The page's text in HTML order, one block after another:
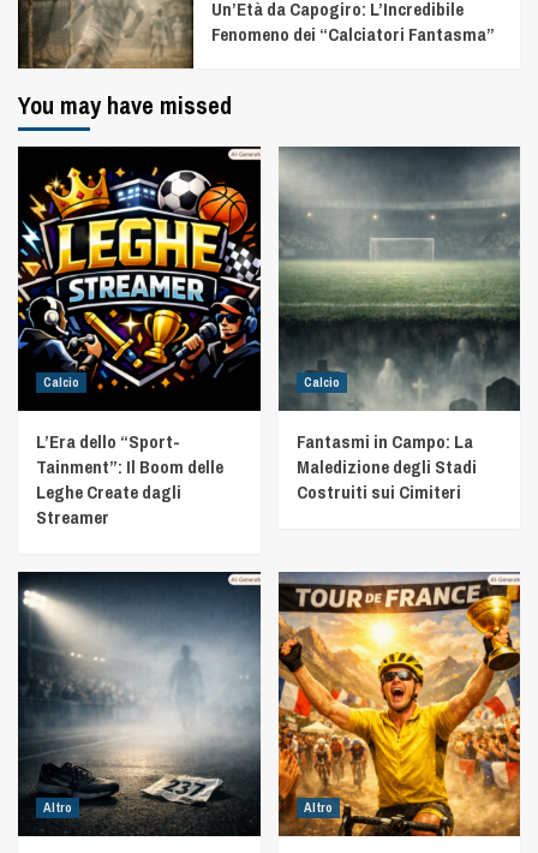
Un’Età da Capogiro: L’Incredibile
Fenomeno dei “Calciatori Fantasma”
You may have missed
Calcio
L’Era dello “Sport-
Tainment”: Il Boom delle
Leghe Create dagli
Streamer
Calcio
Fantasmi in Campo: La
Maledizione degli Stadi
Costruiti sui Cimiteri
Altro Altro